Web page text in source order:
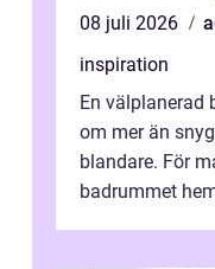
08 juli 2026
inspiration
En välplanerad
om mer än
blandare. För
badrummet